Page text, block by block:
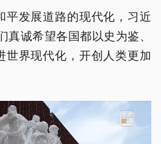
平发展道路的现代化，习近
真诚希望各国都以史为鉴、
世界现代化，开创人类更加